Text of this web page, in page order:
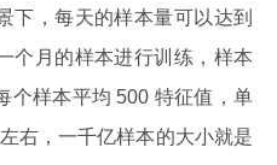
下，每天的样本量可以达到
个月的样本进行训练，样本
个样本平均 500 特征值，单
右，一千亿样本的大小就是